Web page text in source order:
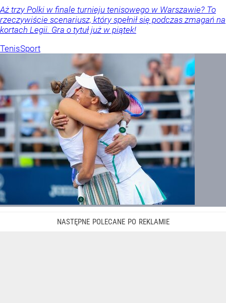
Aż trzy Polki w finale turnieju tenisowego w Warszawie? To
rzeczywiście scenariusz, który spełnił się podczas zmagań na
kortach Legii. Gra o tytuł już w piątek!
TenisSport